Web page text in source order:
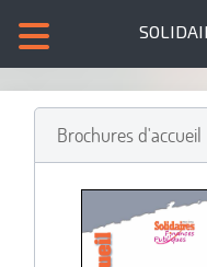
Brochures d'accueil